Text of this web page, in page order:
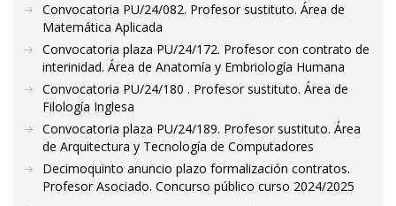
Convocatoria PU/24/082. Profesor sustituto. Área de
Matemática Aplicada
Convocatoria plaza PU/24/172. Profesor con contrato de
interinidad. Área de Anatomía y Embriología Humana
Convocatoria PU/24/180 . Profesor sustituto. Área de
Filología Inglesa
Convocatoria plaza PU/24/189. Profesor sustituto. Área
de Arquitectura y Tecnología de Computadores
Decimoquinto anuncio plazo formalización contratos.
Profesor Asociado. Concurso público curso 2024/2025